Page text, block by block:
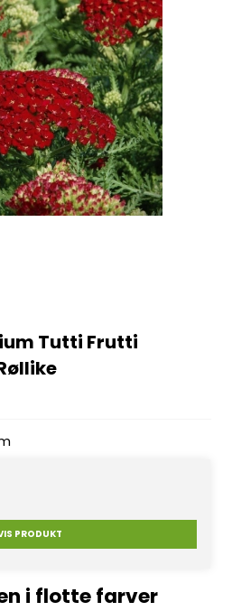
Tutti Frutti
PRODUKT
i flotte farver